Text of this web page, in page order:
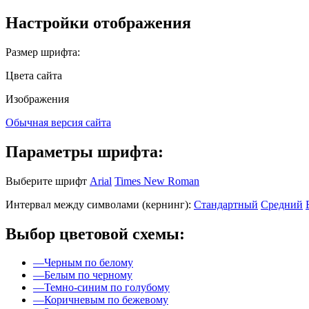
Настройки отображения
Размер шрифта:
Цвета сайта
Изображения
Обычная версия сайта
Параметры шрифта:
Выберите шрифт Arial Times New Roman
Интервал между символами (кернинг): Стандартный Средний
Выбор цветовой схемы:
—Черным по белому
—Белым по черному
—Темно-синим по голубому
—Коричневым по бежевому